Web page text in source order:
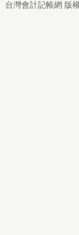
台灣會計記帳網 版